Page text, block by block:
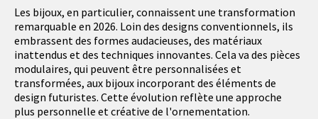
Les bijoux, en particulier, connaissent une transformation
remarquable en 2026. Loin des designs conventionnels, ils
embrassent des formes audacieuses, des matériaux
inattendus et des techniques innovantes. Cela va des pièces
modulaires, qui peuvent être personnalisées et
transformées, aux bijoux incorporant des éléments de
design futuristes. Cette évolution reflète une approche
plus personnelle et créative de l'ornementation.